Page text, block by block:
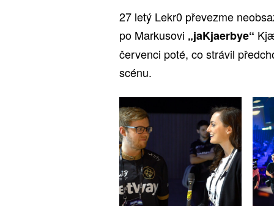
27 letý Lekr0 převezme
po Markusovi „jaKjaerbye⁠“
červenci poté, co strávil
scénu.